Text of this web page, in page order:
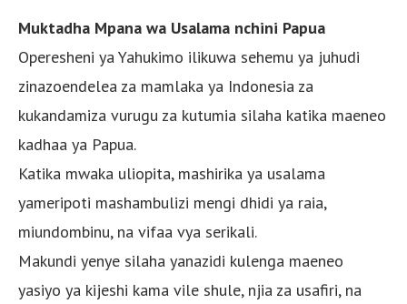
Muktadha Mpana wa Usalama nchini Papua
Operesheni ya Yahukimo ilikuwa sehemu ya juhudi
zinazoendelea za mamlaka ya Indonesia za
kukandamiza vurugu za kutumia silaha katika maeneo
kadhaa ya Papua.
Katika mwaka uliopita, mashirika ya usalama
yameripoti mashambulizi mengi dhidi ya raia,
miundombinu, na vifaa vya serikali.
Makundi yenye silaha yanazidi kulenga maeneo
yasiyo ya kijeshi kama vile shule, njia za usafiri, na